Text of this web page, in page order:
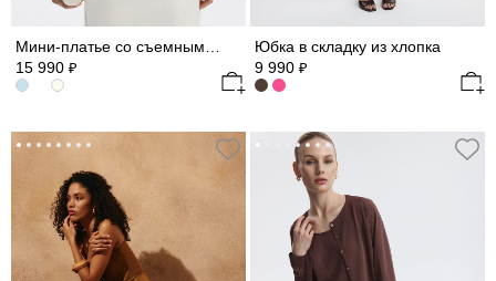
Мини-платье со съемными рукавами из шифона
15 990 ₽
Юбка в складку из хлопка
9 990 ₽